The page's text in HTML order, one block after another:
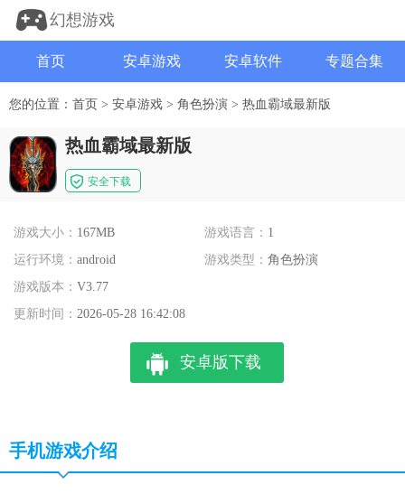
幻想游戏
首页 安卓游戏 安卓软件 专题合集
您的位置： 首页 > 安卓游戏 > 角色扮演 > 热血霸域最新版
热血霸域最新版
安全下载
游戏大小： 167MB 游戏语言： 1
运行环境： android 游戏类型：角色扮演
游戏版本： V3.77
更新时间： 2026-05-28 16:42:08
安卓版下载
手机游戏介绍